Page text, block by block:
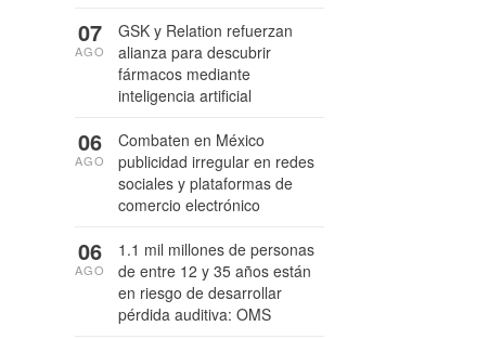
GSK y Relation refuerzan
alianza para descubrir
fármacos mediante
inteligencia artificial
07
AGO
Combaten en México
publicidad irregular en redes
sociales y plataformas de
comercio electrónico
06
AGO
1.1 mil millones de personas
de entre 12 y 35 años están
en riesgo de desarrollar
pérdida auditiva: OMS
06
AGO